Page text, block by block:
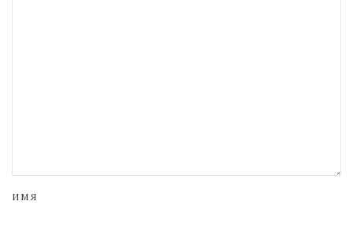
ИМЯ